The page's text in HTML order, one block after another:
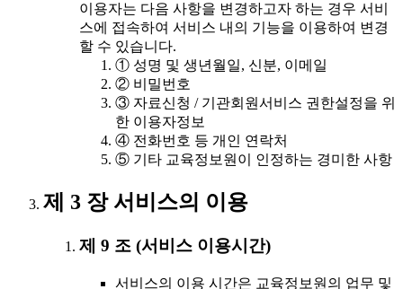
이용자는 다음 사항을 변경하고자 하는 경우 서비
스에 접속하여 서비스 내의 기능을 이용하여 변경
할 수 있습니다.
① 성명 및 생년월일, 신분, 이메일
② 비밀번호
③ 자료신청 / 기관회원서비스 권한설정을 위
한 이용자정보
④ 전화번호 등 개인 연락처
⑤ 기타 교육정보원이 인정하는 경미한 사항
제 3 장 서비스의 이용
제 9 조 (서비스 이용시간)
서비스의 이용 시간은 교육정보원의 업무 및